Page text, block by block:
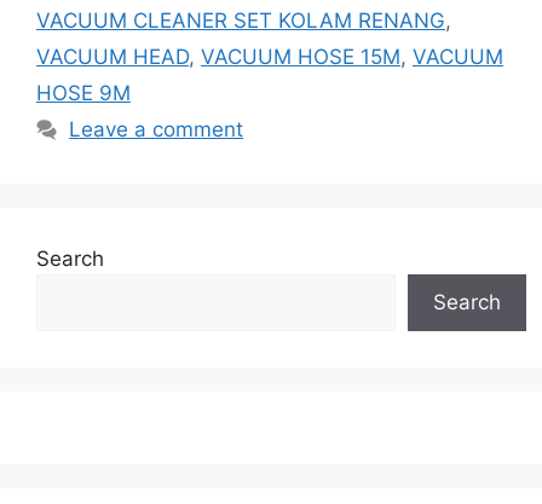
VACUUM CLEANER SET KOLAM RENANG,
VACUUM HEAD, VACUUM HOSE 15M, VACUUM
HOSE 9M
Leave a comment
Search
Search